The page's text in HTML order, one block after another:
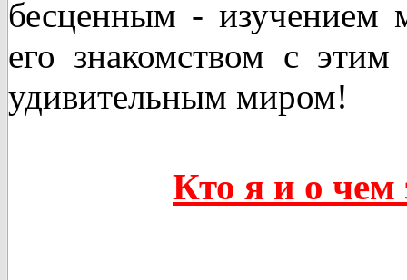
бесценным - изучением
его знакомством с
удивительным миром!
Кто я и о чем